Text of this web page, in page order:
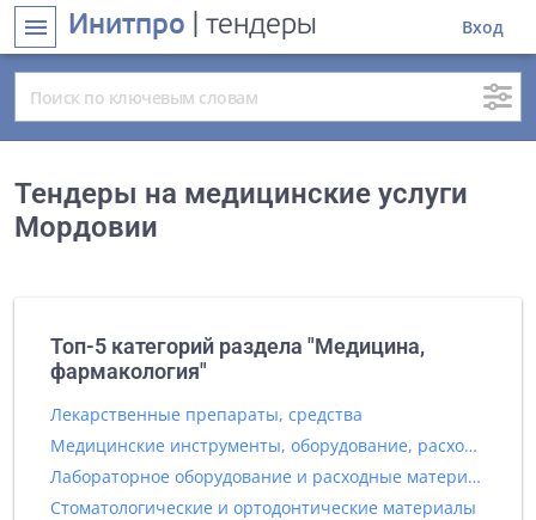
menu Инитпро | тендеры Вход
Тендеры на медицинские услуги
Мордовии
Топ-5 категорий раздела "Медицина,
фармакология"
Лекарственные препараты, средства
Медицинские инструменты, оборудование, расходные материалы
Лабораторное оборудование и расходные материалы
Стоматологические и ортодонтические материалы